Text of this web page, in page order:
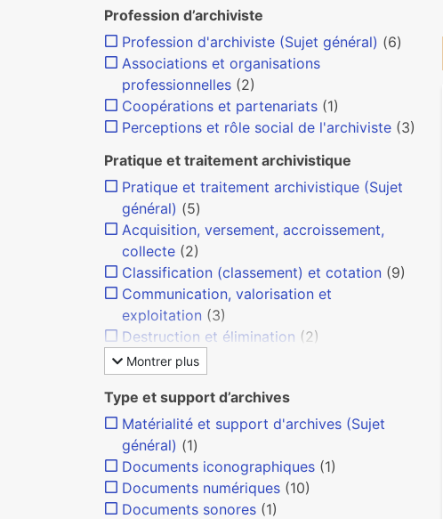
Profession d’archiviste
Profession d'archiviste (Sujet général) (6)
Associations et organisations
professionnelles (2)
Coopérations et partenariats (1)
Perceptions et rôle social de l'archiviste (3)
Pratique et traitement archivistique
Pratique et traitement archivistique (Sujet
général) (5)
Acquisition, versement, accroissement,
collecte (2)
Classification (classement) et cotation (9)
Communication, valorisation et
exploitation (3)
Destruction et élimination (2)
Montrer plus
Type et support d’archives
Matérialité et support d'archives (Sujet
général) (1)
Documents iconographiques (1)
Documents numériques (10)
Documents sonores (1)